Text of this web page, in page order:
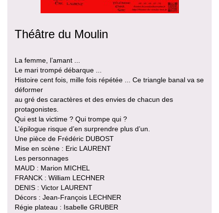
Théâtre du Moulin
La femme, l’amant ...
Le mari trompé débarque ...
Histoire cent fois, mille fois répétée ... Ce triangle banal va se
déformer
au gré des caractères et des envies de chacun des
protagonistes.
Qui est la victime ? Qui trompe qui ?
L’épilogue risque d’en surprendre plus d’un.
Une pièce de Frédéric DUBOST
Mise en scène : Eric LAURENT
Les personnages
MAUD : Marion MICHEL
FRANCK : William LECHNER
DENIS : Victor LAURENT
Décors : Jean-François LECHNER
Régie plateau : Isabelle GRUBER